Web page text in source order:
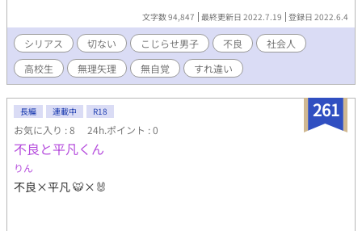
せ振りな態度に、僕の淡い期待はどんどん膨らんでしまい…… こ
の気持ちを誰かに聞いて貰いたくて。 ゲイ専用の出会い系サイト
で知り合った『ミキ』さんに、ネットを介して大空の事を全て話
していた。 しかし、ある日──大空が、仲の良い男子を集めて、
彼女とセックスした話をしているのを、聞いてしまう…… 傷心か
ら僕は、初めて『ミキ』さんとリアルで会い、自ら全てを捧げて
しまった。 その翌日の放課後。 他には誰もいない教室で。 僕は、
大空から…… ＊＊＊ こじらせ男子が、性や恋、愛に翻弄されつつ
も一歩前へ踏み出そうとする姿や、彼を取り巻く環境や周囲の人
達と関わり合う事で、次第に見えてくる真実等、描いていけたら
と思っています。 全体的に、切ないストーリーとなっておりま
す。 完結までに何度も加筆修正予定。 ご迷惑お掛けします。 ※ス
ピンオフも御座います。 →『これは、バームクーヘンエンドか』
文字数 94,847 最終更新日 2022.7.19 登録日 2022.6.4
シリアス 切ない こじらせ男子 不良
社会人
高校生
無理矢理 無自覚 すれ違い
261
長編 連載中 R18
お気に入り : 8 24h.ポイント : 0
不良と平凡くん
りん
不良×平凡 🐯×🐰